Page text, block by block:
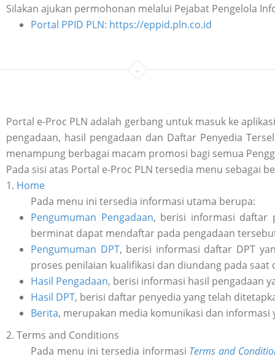
Silakan ajukan permohonan melalui Pejabat Pengelola
Portal PPID PLN: https://eppid.pln.co.id
Portal e-Proc PLN adalah gerbang untuk masuk ke
pengadaan, hasil pengadaan dan Daftar Penyedia
menampung berbagai macam promosi bagi semua
Pada sisi atas Portal e-Proc PLN tersedia menu sebagai
1. Home
Pada menu ini tersedia informasi utama berupa:
Pengumuman Pengadaan, berisi informasi daftar
berminat dapat mendaftar pada pengadaan
Pengumuman DPT, berisi informasi daftar DPT
proses penilaian kualifikasi dan diundang pada
Hasil Pengadaan, berisi informasi hasil pengadaan
Hasil DPT, berisi daftar penyedia yang telah
Berita, merupakan media komunikasi dan
2. Terms and Conditions
Pada menu ini tersedia informasi Terms and